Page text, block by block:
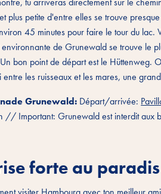
plus petite d'entre elles se trouve
45 minutes pour faire le tour du
de Grunewald se trouve le
bon point de départ est le Hüttenweg.
les ruisseaux et les mares, une
Grunewald: Départ/arrivée:
Important: Grunewald est interdit aux
forte au